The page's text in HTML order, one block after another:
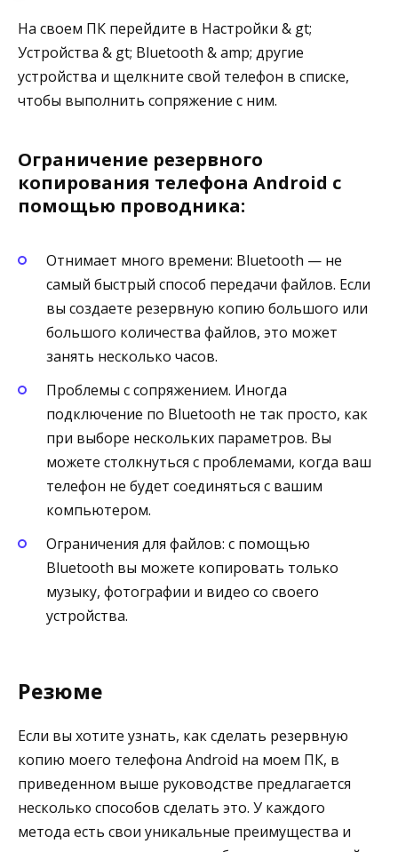
На своем ПК перейдите в Настройки & gt;
Устройства & gt; Bluetooth & amp; другие
устройства и щелкните свой телефон в списке,
чтобы выполнить сопряжение с ним.
Ограничение резервного
копирования телефона Android с
помощью проводника:
Отнимает много времени: Bluetooth — не
самый быстрый способ передачи файлов. Если
вы создаете резервную копию большого или
большого количества файлов, это может
занять несколько часов.
Проблемы с сопряжением. Иногда
подключение по Bluetooth не так просто, как
при выборе нескольких параметров. Вы
можете столкнуться с проблемами, когда ваш
телефон не будет соединяться с вашим
компьютером.
Ограничения для файлов: с помощью
Bluetooth вы можете копировать только
музыку, фотографии и видео со своего
устройства.
Резюме
Если вы хотите узнать, как сделать резервную
копию моего телефона Android на моем ПК, в
приведенном выше руководстве предлагается
несколько способов сделать это. У каждого
метода есть свои уникальные преимущества и